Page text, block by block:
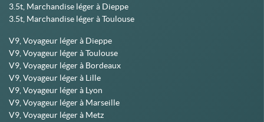
3.5t, Marchandise léger à Dieppe
3.5t, Marchandise léger à Toulouse
V9, Voyageur léger à Dieppe
V9, Voyageur léger à Toulouse
V9, Voyageur léger à Bordeaux
V9, Voyageur léger à Lille
V9, Voyageur léger à Lyon
V9, Voyageur léger à Marseille
V9, Voyageur léger à Metz